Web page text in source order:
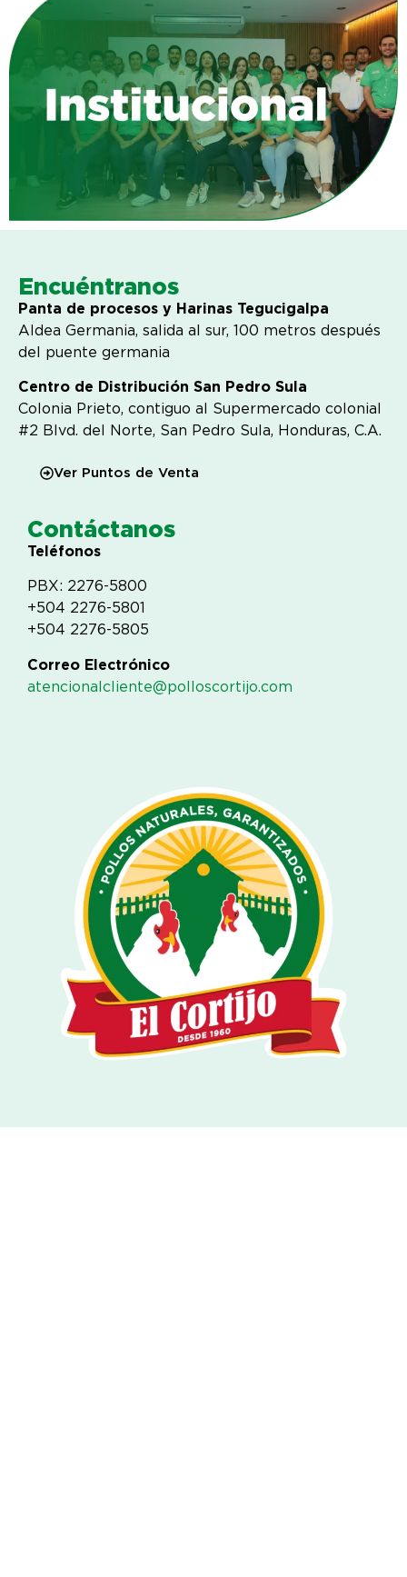
Encuéntranos
Panta de procesos y Harinas Tegucigalpa
Aldea Germania, salida al sur, 100 metros después
del puente germania
Centro de Distribución San Pedro Sula
Colonia Prieto, contiguo al Supermercado colonial
#2 Blvd. del Norte, San Pedro Sula, Honduras, C.A.
Ver Puntos de Venta
Contáctanos
Teléfonos
PBX: 2276-5800
+504 2276-5801
+504 2276-5805
Correo Electrónico
atencionalcliente@polloscortijo.com